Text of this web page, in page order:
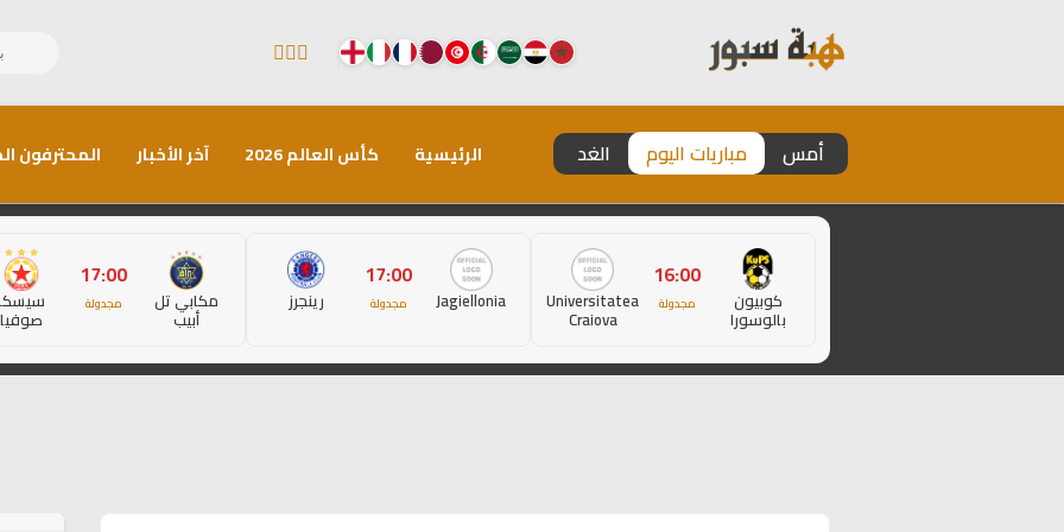
أمس مباريات اليوم الغد الرئيسية كأس العالم 2026 آخر الأخبار المحترفون
كوبيون
بالوسورا
16:00
مجدولة Universitatea
Craiova
Jagiellonia
17:00
مجدولة رينجرز مكابي تل
أبيب
17:00
مجدولة
صوفيا